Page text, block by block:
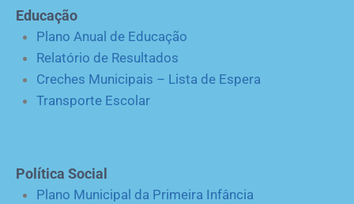
Educação
Plano Anual de Educação
Relatório de Resultados
Creches Municipais – Lista de Espera
Transporte Escolar
Política Social
Plano Municipal da Primeira Infância